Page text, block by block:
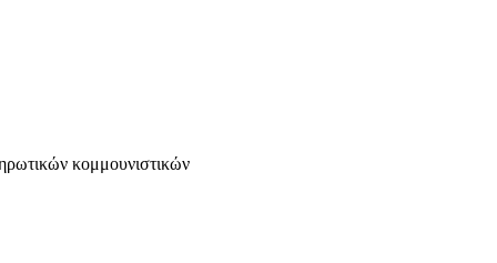
κομμουνιστικών